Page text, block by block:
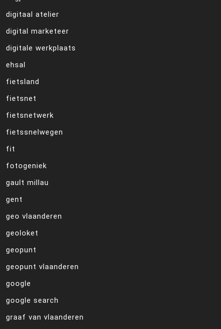
digitaal atelier
digital marketeer
digitale werkplaats
ehsal
fietsland
fietsnet
fietsnetwerk
fietssnelwegen
fit
fotogeniek
gault millau
gent
geo vlaanderen
geoloket
geopunt
geopunt vlaanderen
google
google search
graaf van vlaanderen